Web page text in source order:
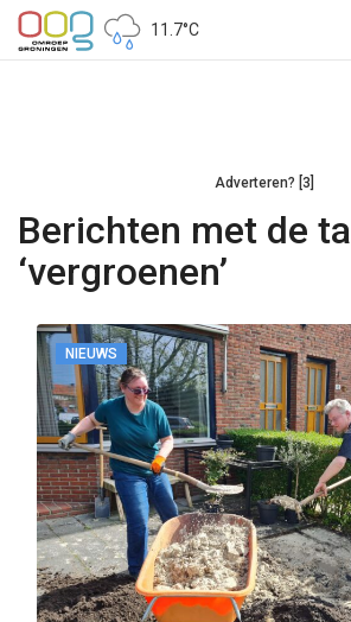
11.7°C
Adverteren? [3]
Berichten met de
‘vergroenen’
NIEUWS